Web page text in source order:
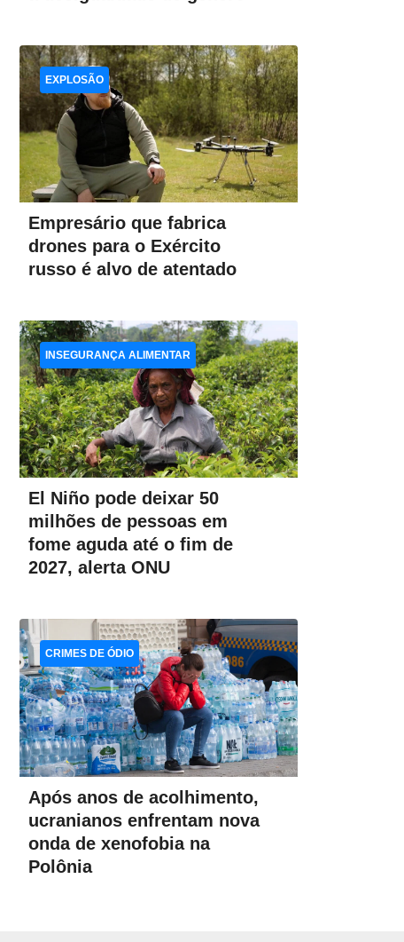
Empresário que fabrica
drones para o Exército
russo é alvo de atentado
EXPLOSÃO
El Niño pode deixar 50
milhões de pessoas em
fome aguda até o fim de
2027, alerta ONU
INSEGURANÇA ALIMENTAR
Após anos de acolhimento,
ucranianos enfrentam nova
onda de xenofobia na
Polônia
CRIMES DE ÓDIO